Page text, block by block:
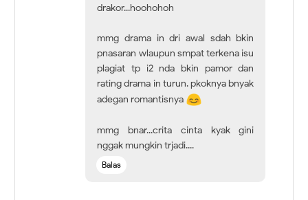
drakor...hoohohoh
mmg drama in dri awal sdah bkin
pnasaran wlaupun smpat terkena isu
plagiat tp i2 nda bkin pamor dan
rating drama in turun. pkoknya bnyak
adegan romantisnya
mmg bnar...crita cinta kyak gini
nggak mungkin trjadi....
Balas